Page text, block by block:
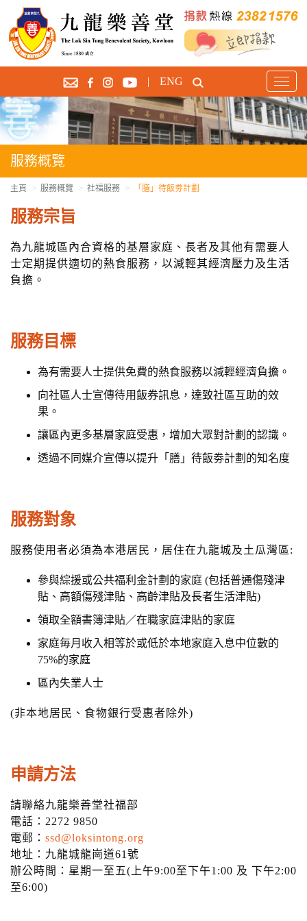
T
o
g
g
l
a
t
| ENG
服務概覽
主頁 服務概覽 社福服務 「膳」待飯劵計劃
服務宗旨
為九龍城區內合資格的基層家庭、長者及其他有需要人
士定期提供適切的熱食服務，以減輕其經濟壓力及生活
負擔。
服務目標
為有需要人士提供免費的熱食服務以減輕經濟負擔。
向社區人士宣傳待用飯券訊息，達致社區互助的效
果。
讓區內更多基層家庭受惠，增加大眾對計劃的認識。
透過不同媒介宣傳以提升「膳」待飯劵計劃的知名度
服務對象
服務使用者必須為本港居民，居住在九龍城及土瓜灣區:
參與綜援或公共福利金計劃的家庭 (包括普通傷殘津
貼、高額傷殘津貼、高齡津貼及長者生活津貼)
領取全額書簿津貼／在職家庭津貼的家庭
家庭毎月收入相等於或低於本地家庭入息中位數的
75%的家庭
區內失業人士
(非本地居民、食物銀行受惠者除外)
申請方法
請聯絡九龍樂善堂社福部
電話：2272 9850
電郵： ssd@loksintong.org
地址：九龍城龍崗道61號
辦公時間：星期一至五(上午9:00至下午1:00 及 下午2:00
至6:00)